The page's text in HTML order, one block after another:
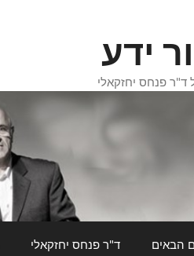
ידע
פנחס יחזקאלי
הבאים ד"ר פנחס יחזקאלי